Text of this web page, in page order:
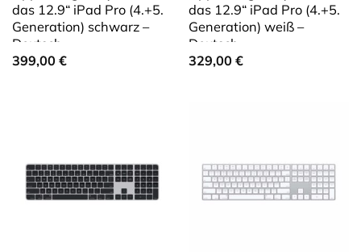
das 12.9“ iPad Pro (4.+5.
Generation) schwarz –
Deutsch
399,00 €
das 12.9“ iPad Pro (4.+5.
Generation) weiß –
Deutsch
329,00 €